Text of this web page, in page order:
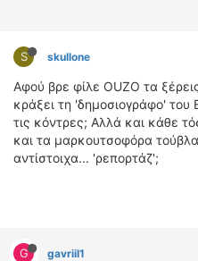
S skullone
Αφού βρε φίλε OUZO τα
κράξει τη 'δημοσιογράφο'
τις κόντρες; Αλλά και κάθε
και τα μαρκουτσοφόρα
αντίστοιχα... 'ρεπορτάζ';
G gavriil1